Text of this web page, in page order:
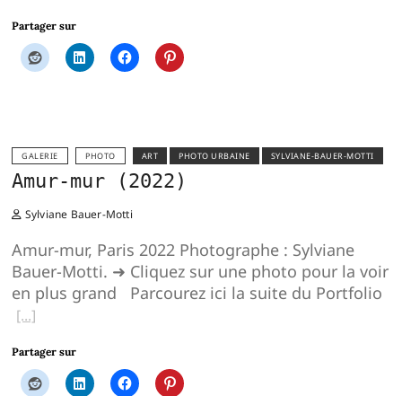
Partager sur
GALERIE PHOTO ART PHOTO URBAINE SYLVIANE-BAUER-MOTTI
Amur-mur (2022)
Sylviane Bauer-Motti
Amur-mur, Paris 2022 Photographe : Sylviane
Bauer-Motti. ➜ Cliquez sur une photo pour la voir
en plus grand Parcourez ici la suite du Portfolio
Partager sur